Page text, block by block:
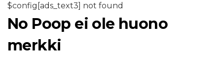
$config[ads_text3] not found
No Poop ei ole huono
merkki